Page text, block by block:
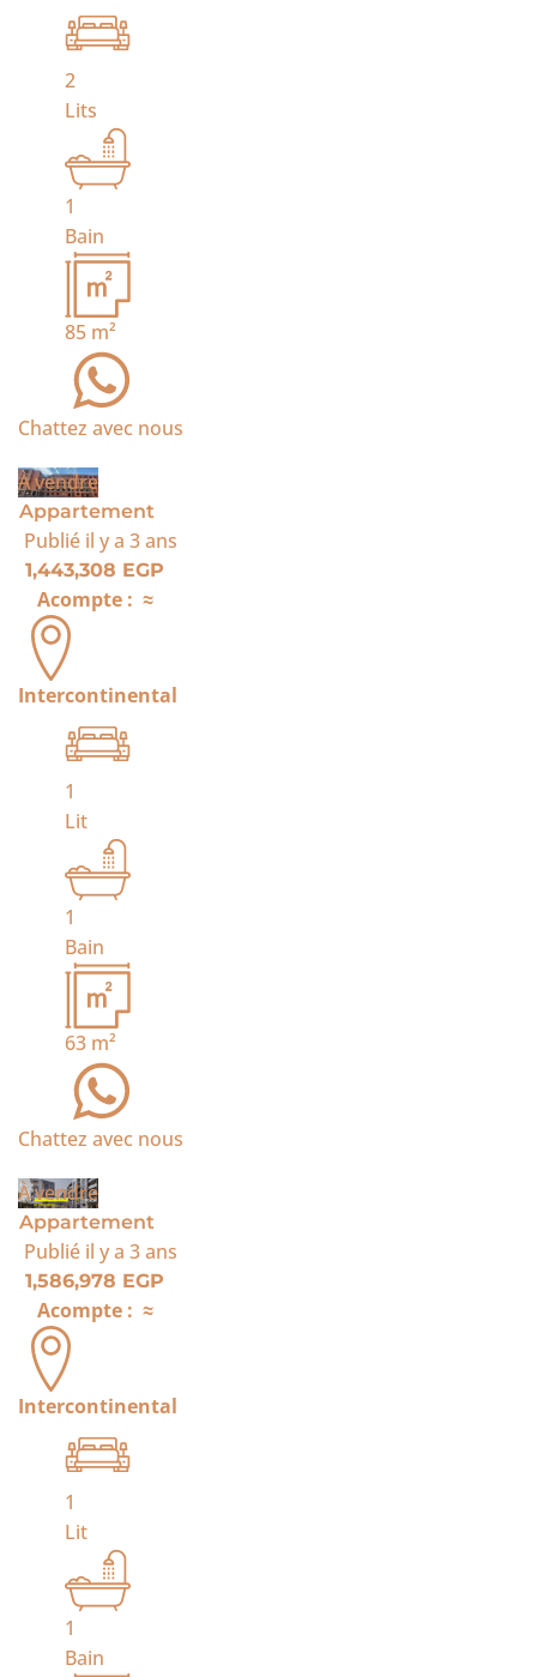
2
Lits
1
Bain
85 m²
Chattez avec nous
À vendre
Appartement
Publié il y a 3 ans
1,443,308 EGP
Acompte : ≈
Intercontinental
1
Lit
1
Bain
63 m²
Chattez avec nous
À vendre
Appartement
Publié il y a 3 ans
1,586,978 EGP
Acompte : ≈
Intercontinental
1
Lit
1
Bain